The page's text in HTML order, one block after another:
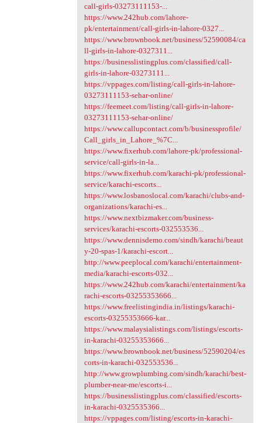
call-girls-03273111153-...
https://www.242hub.com/lahore-
pk/entertainment/call-girls-in-lahore-0327...
https://www.brownbook.net/business/52590084/ca
ll-girls-in-lahore-0327311...
https://businesslistingplus.com/classified/call-
girls-in-lahore-03273111...
https://vppages.com/listing/call-girls-in-lahore-
03273111153-sehar-online/
https://feemeet.com/listing/call-girls-in-lahore-
03273111153-sehar-online/
https://www.callupcontact.com/b/businessprofile/
Call_girls_in_Lahore_%7C...
https://www.fixerhub.com/lahore-pk/professional-
service/call-girls-in-la...
https://www.fixerhub.com/karachi-pk/professional-
service/karachi-escorts...
https://www.losbanoslocal.com/karachi/clubs-and-
organizations/karachi-es...
https://www.nextbizmaker.com/business-
services/karachi-escorts-032553536...
https://www.dennisdemo.com/sindh/karachi/beaut
y-20-spas-1/karachi-escort...
http://www.peeplocal.com/karachi/entertainment-
media/karachi-escorts-032...
https://www.242hub.com/karachi/entertainment/ka
rachi-escorts-03255353666...
https://www.freelistingindia.in/listings/karachi-
escorts-03255353666-kar...
https://www.malaysialistings.com/listings/escorts-
in-karachi-03255353666...
https://www.brownbook.net/business/52590204/es
corts-in-karachi-032553536...
http://www.growplumbing.com/sindh/karachi/best-
plumber-near-me/escorts-i...
https://businesslistingplus.com/classified/escorts-
in-karachi-0325535366...
https://vppages.com/listing/escorts-in-karachi-